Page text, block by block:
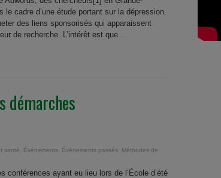
cadre d’une étude portant sur la dépression.
des liens sponsorisés qui apparaissent
de recherche. L’intérêt est que ...
démarches
santé Événements Évènements passés
Méthodes de
conférences ayant eu lieu lors de l’École d’été